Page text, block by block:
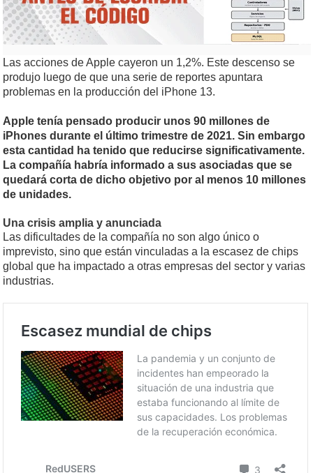
Las acciones de Apple cayeron un 1,2%. Este descenso se
produjo luego de que una serie de reportes apuntara
problemas en la producción del iPhone 13.
Apple tenía pensado producir unos 90 millones de
iPhones durante el último trimestre de 2021. Sin embargo
esta cantidad ha tenido que reducirse significativamente.
La compañía habría informado a sus asociadas que se
quedará corta de dicho objetivo por al menos 10 millones
de unidades.
Una crisis amplia y anunciada
Las dificultades de la compañía no son algo único o
imprevisto, sino que están vinculadas a la escasez de chips
global que ha impactado a otras empresas del sector y varias
industrias.